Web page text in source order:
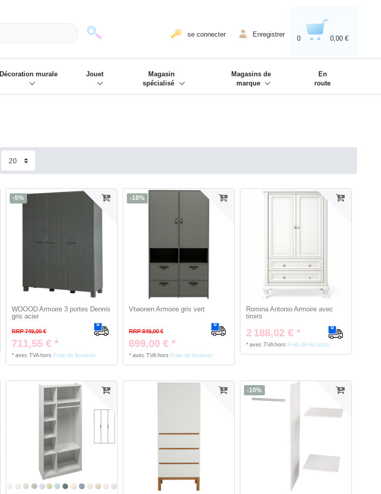
se connecter Enregistrer
0 0,00 €
Décoration murale Jouet
Magasin
spécialisé
Magasins de
marque
En
route
-5%
WOOOD Armoire 3 portes Dennis
gris acier
RRP 749,00 €
711,55 € *
*avec TVAhors Frais de livraison
-18%
Vtwonen Armoire gris vert
RRP 849,00 €
699,00 € *
*avec TVAhors Frais de livraison
Romina Antonio Armoire avec
tiroirs
2 188,02 € *
*avec TVAhors Frais de livraison
-10%